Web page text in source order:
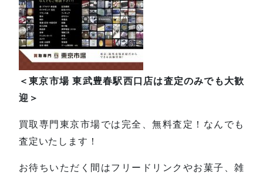
＜東京市場 東武豊春駅西口店は査定のみでも大歓
迎＞
買取専門東京市場では完全、無料査定！なんでも
査定いたします！
お待ちいただく間はフリードリンクやお菓子、雑